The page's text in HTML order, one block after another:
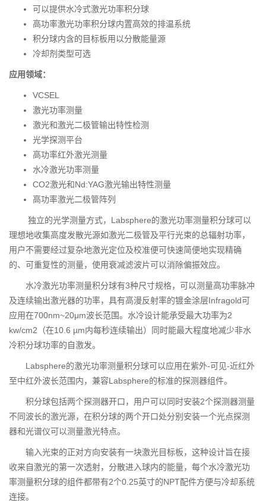
可以提供水冷式激光功率积分球
高功率激光功率积分球内置高效的排温系统
积分球内含的目标板用以分散能量源
冷却剂类型可选
应用领域：
VCSEL
激光功率测量
激光和激光二极管输出特性检测
光学探测平台
高功率红外激光测量
水冷激光功率测量
CO2激光和Nd:YAG激光输出特性测量
高功率激光二极管阵列
独立的光学测量方式，Labsphere的激光功率测量积分球可以
理想地收集高度发散光源如激光二极管及平行光束的总辐射功率，
用户不需要经过复杂地激光定位及校准便可快速简便地实现精确
的、可重复性的测量，使用衰减滤波片可以消除偏振效应。
水冷激光功率测量积分球有3种尺寸规格，可以测量高功率脉冲
及连续输出激光器的功率，具有高漫反射率的镀金涂层Infragold可
应用在700nm~20μm波长范围。水冷设计能承受最大功率为2
kw/cm2（在10.6 µm内每秒连续输出）同时能最大程度地减少非水
冷积分球功率的自激发。
Labsphere的激光功率测量积分球可以应用在紫外-可见-近红外
至中红外波长范围内，兼容Labsphere的标准的探测器组件。
积分球包括两个探测器开口，用户可以同时安装2个探测器测量
不同波长的激光源，在积分球的两个开口处分别安装一个光点探测
器和光谱仪可以测量激光特点。
输入光束的正对方向安装有一块激光目标板，这种设计旨在接
收来自激光的第一次透射，分散进入球内的能量，每个水冷激光功
率测量积分球的组件都带有2个0.25英寸的NPT配件方便与冷却系统
连接。